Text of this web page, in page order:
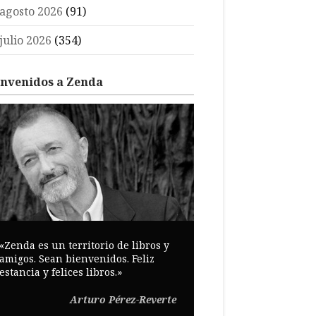
2026 (91)
2026 (354)
a Zenda
es un territorio de libros y
Sean bienvenidos. Feliz
y felices libros.»
Arturo Pérez-Reverte